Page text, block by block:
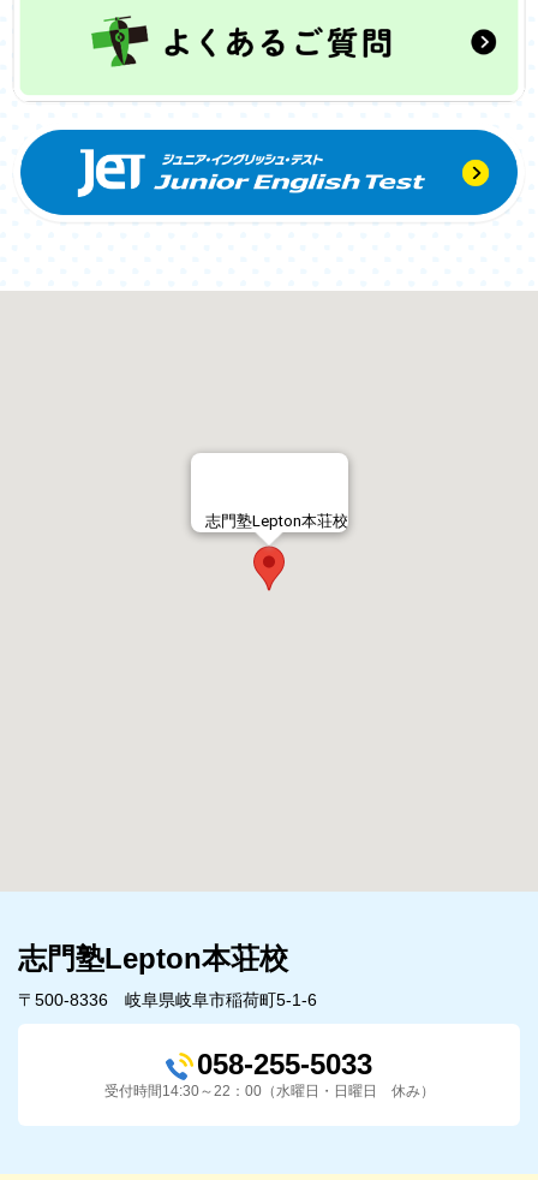
志門塾Lepton本荘校
志門塾Lepton本荘校
〒500-8336 岐阜県岐阜市稲荷町5-1-6
058-255-5033
受付時間14:30～22：00（水曜日・日曜日 休み）